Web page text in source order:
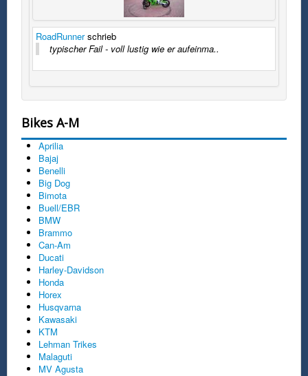
RoadRunnerschrieb
typischer Fail - voll lustig wie er aufeinma..
Bikes A-M
Aprilia
Bajaj
Benelli
Big Dog
Bimota
Buell/EBR
BMW
Brammo
Can-Am
Ducati
Harley-Davidson
Honda
Horex
Husqvarna
Kawasaki
KTM
Lehman Trikes
Malaguti
MV Agusta